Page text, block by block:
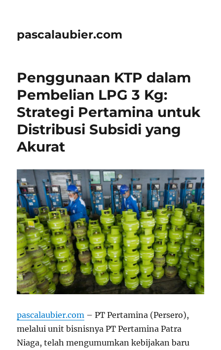
pascalaubier.com
Penggunaan KTP dalam
Pembelian LPG 3 Kg:
Strategi Pertamina untuk
Distribusi Subsidi yang
Akurat
pascalaubier.com – PT Pertamina (Persero),
melalui unit bisnisnya PT Pertamina Patra
Niaga, telah mengumumkan kebijakan baru